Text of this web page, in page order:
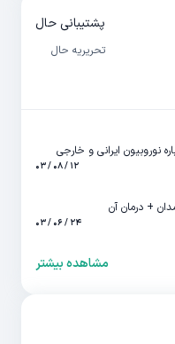
پشتیبانی حال
تحریریه حال
نوروبیون ایرانی و خارجی
۱۲ / ۰۸ / ۰۳
+ درمان آن
۲۴ / ۰۶ / ۰۳
مشاهده بیشتر